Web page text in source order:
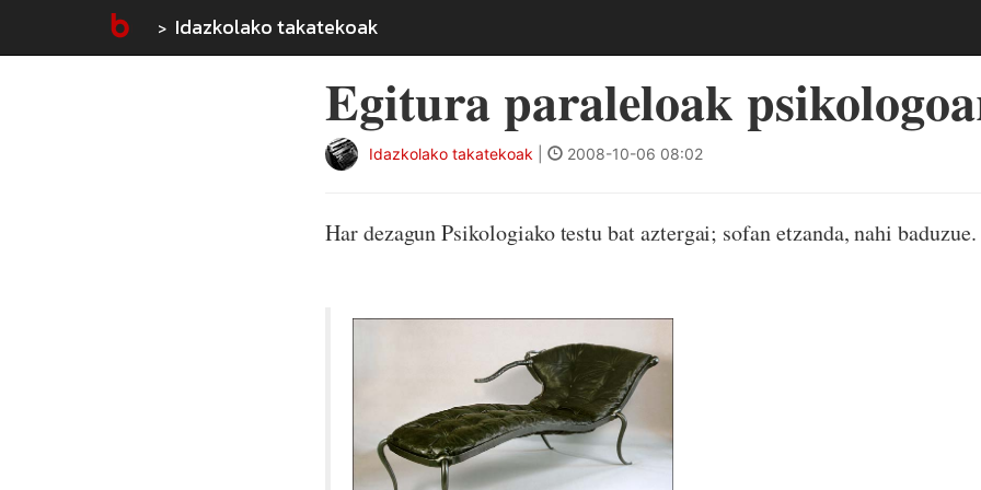
Idazkolako takatekoak
Egitura paraleloak
Idazkolako takatekoak 2008-10-06 08:02
Har dezagun Psikologiako testu bat aztergai; sofan etzanda, nahi baduzue.